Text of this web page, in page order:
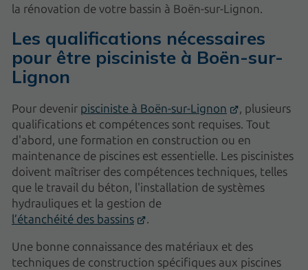
la rénovation de votre bassin à Boën-sur-Lignon.
Les qualifications nécessaires
pour être pisciniste à Boën-sur-
Lignon
Pour devenir pisciniste à Boën-sur-Lignon
, plusieurs
qualifications et compétences sont requises. Tout
d'abord, une formation en construction ou en
maintenance de piscines est essentielle. Les piscinistes
doivent maîtriser des compétences techniques, telles
que le travail du béton, l'installation de systèmes
hydrauliques et la gestion de
l’étanchéité des bassins
.
Une bonne connaissance des matériaux et des
techniques de construction spécifiques aux piscines